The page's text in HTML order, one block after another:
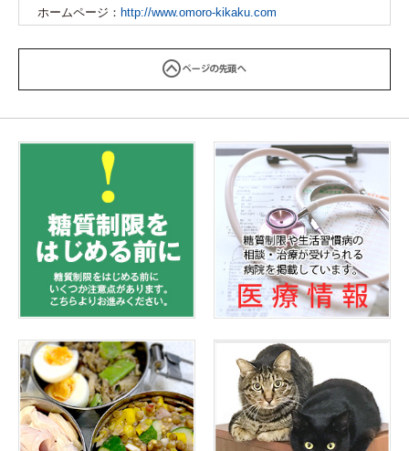
ホームページ： http://www.omoro-kikaku.com